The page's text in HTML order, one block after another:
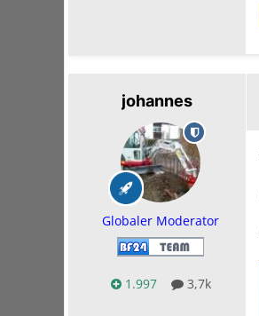
johannes
Globaler Moderator
1.997 3,7k